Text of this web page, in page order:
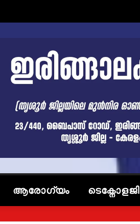
ആരോഗ്യം ടെക്നോളജി